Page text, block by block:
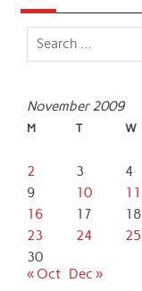
November 2009
M T W
2
3 4
9
10 11
16
17 18
23
24 25
30
« Oct Dec »